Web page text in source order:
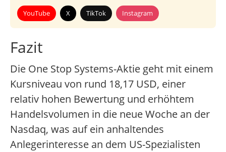
YouTube X TikTok Instagram
Fazit
Die One Stop Systems-Aktie geht mit einem
Kursniveau von rund 18,17 USD, einer
relativ hohen Bewertung und erhöhtem
Handelsvolumen in die neue Woche an der
Nasdaq, was auf ein anhaltendes
Anlegerinteresse an dem US-Spezialisten